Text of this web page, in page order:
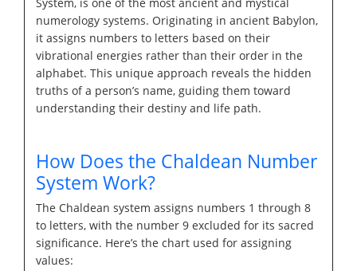
numerology systems. Originating in ancient Babylon,
it assigns numbers to letters based on their
vibrational energies rather than their order in the
alphabet. This unique approach reveals the hidden
truths of a person’s name, guiding them toward
understanding their destiny and life path.
How Does the Chaldean Number
System Work?
The Chaldean system assigns numbers 1 through 8
to letters, with the number 9 excluded for its sacred
significance. Here’s the chart used for assigning
values: